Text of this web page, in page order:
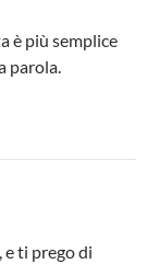
è più semplice
parola.
e ti prego di